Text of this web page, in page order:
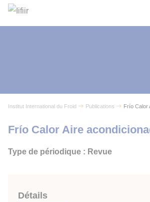
Institut International du Froid Publications
Frío Calor
Frío Calor Aire
Type de périodique : Revue
Détails